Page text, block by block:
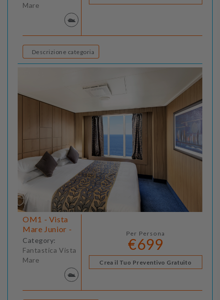
Mare
Descrizione categoria
OM1 - Vista
Mare Junior -
Category:
Fantastica Vista
Mare
Per Persona
€699
Crea il Tuo Preventivo Gratuito